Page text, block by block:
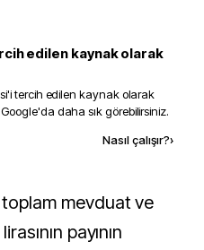
edilen kaynak olarak
'i tercih edilen kaynak olarak
daha sık görebilirsiniz.
Nasıl çalışır?›
payının